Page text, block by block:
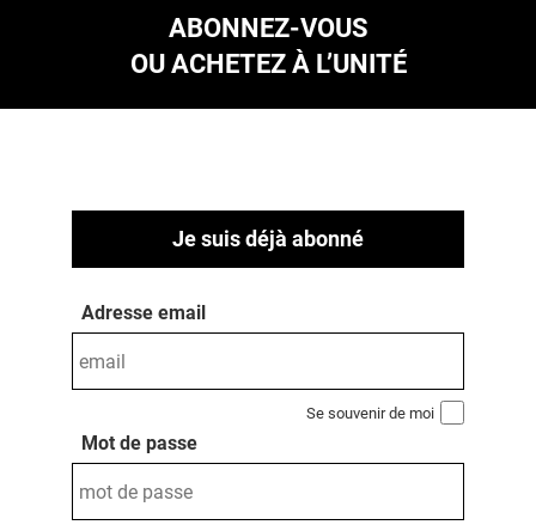
ABONNEZ-VOUS
OU ACHETEZ À L’UNITÉ
Je suis déjà abonné
Adresse email
Se souvenir de moi
Mot de passe